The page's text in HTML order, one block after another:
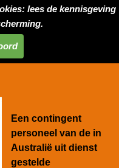
lees de kennisgeving
Een contingent
personeel van de in
Australië uit dienst
gestelde